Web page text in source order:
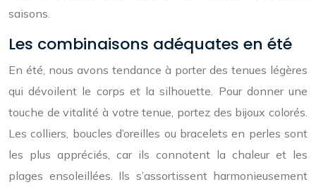
saisons.
Les combinaisons adéquates en été
En été, nous avons tendance à porter des tenues légères
qui dévoilent le corps et la silhouette. Pour donner une
touche de vitalité à votre tenue, portez des bijoux colorés.
Les colliers, boucles d’oreilles ou bracelets en perles sont
les plus appréciés, car ils connotent la chaleur et les
plages ensoleillées. Ils s’assortissent harmonieusement